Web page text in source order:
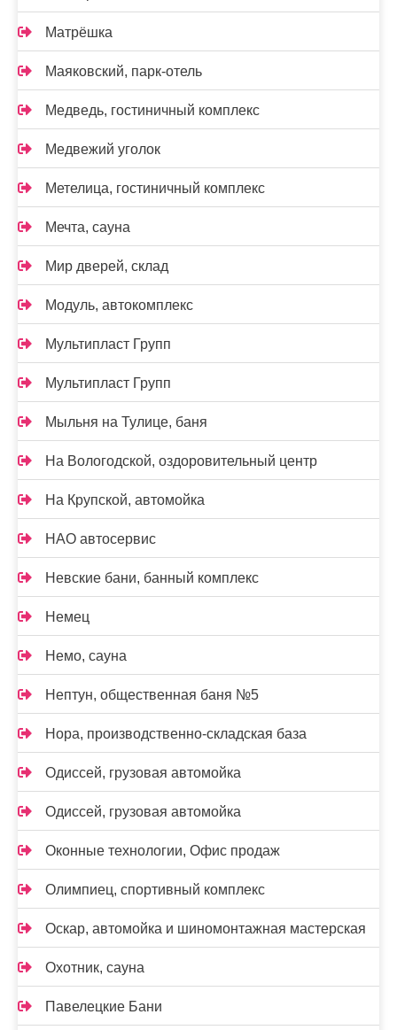
Матрёшка
Маяковский, парк-отель
Медведь, гостиничный комплекс
Медвежий уголок
Метелица, гостиничный комплекс
Мечта, сауна
Мир дверей, склад
Модуль, автокомплекс
Мультипласт Групп
Мультипласт Групп
Мыльня на Тулице, баня
На Вологодской, оздоровительный центр
На Крупской, автомойка
НАО автосервис
Невские бани, банный комплекс
Немец
Немо, сауна
Нептун, общественная баня №5
Нора, производственно-складская база
Одиссей, грузовая автомойка
Одиссей, грузовая автомойка
Оконные технологии, Офис продаж
Олимпиец, спортивный комплекс
Оскар, автомойка и шиномонтажная мастерская
Охотник, сауна
Павелецкие Бани